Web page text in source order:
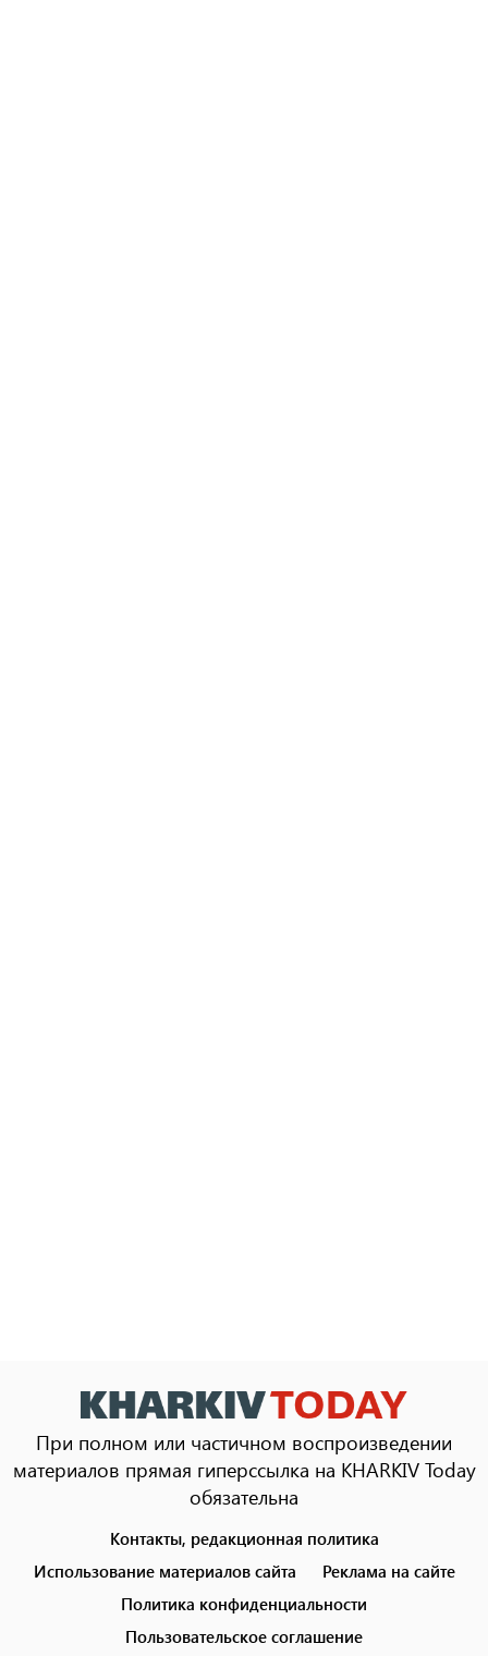
При полном или частичном воспроизведении
материалов прямая гиперссылка на KHARKIV Today
обязательна
menu
Контакты, редакционная политика
Использование материалов сайта
Реклама на сайте
Политика конфиденциальности
Пользовательское соглашение